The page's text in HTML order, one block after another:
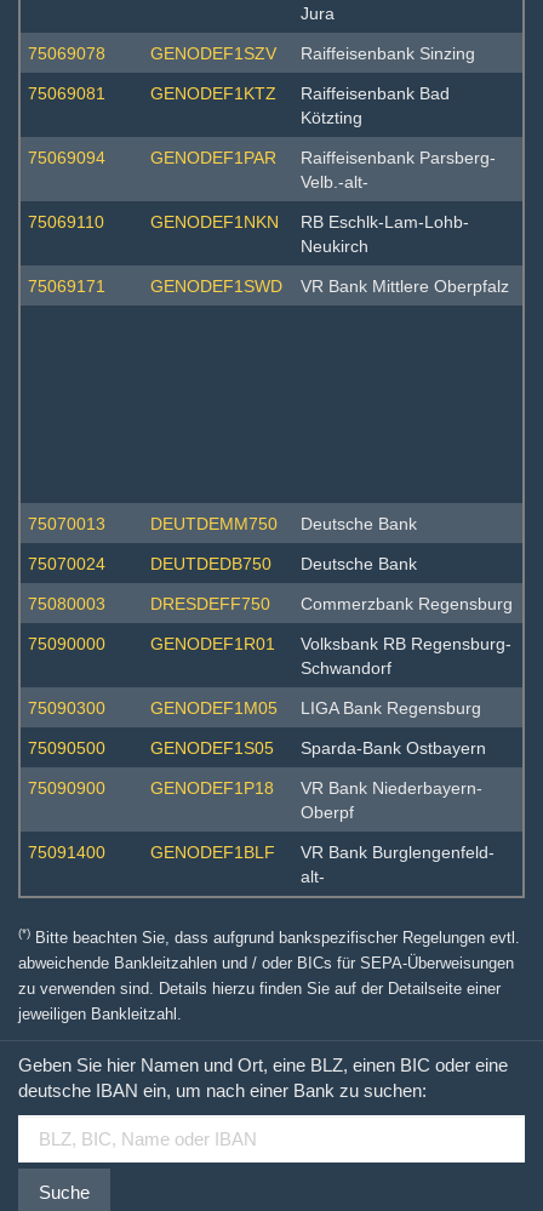
Jura
75069078 GENODEF1SZV Raiffeisenbank Sinzing
75069081 GENODEF1KTZ
Raiffeisenbank Bad
Kötzting
75069094 GENODEF1PAR
Raiffeisenbank Parsberg-
Velb.-alt-
75069110 GENODEF1NKN
RB Eschlk-Lam-Lohb-
Neukirch
75069171 GENODEF1SWD VR Bank Mittlere Oberpfalz
75070013 DEUTDEMM750 Deutsche Bank
75070024 DEUTDEDB750 Deutsche Bank
75080003 DRESDEFF750 Commerzbank Regensburg
75090000 GENODEF1R01
Volksbank RB Regensburg-
Schwandorf
75090300 GENODEF1M05 LIGA Bank Regensburg
75090500 GENODEF1S05 Sparda-Bank Ostbayern
75090900 GENODEF1P18
VR Bank Niederbayern-
Oberpf
75091400 GENODEF1BLF
VR Bank Burglengenfeld-
alt-
(*) Bitte beachten Sie, dass aufgrund bankspezifischer Regelungen evtl.
abweichende Bankleitzahlen und / oder BICs für SEPA-Überweisungen
zu verwenden sind. Details hierzu finden Sie auf der Detailseite einer
jeweiligen Bankleitzahl.
Geben Sie hier Namen und Ort, eine BLZ, einen BIC oder eine
deutsche IBAN ein, um nach einer Bank zu suchen:
Suche